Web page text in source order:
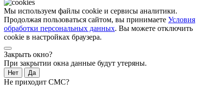
Мы используем файлы cookie и сервисы аналитики.
Продолжая пользоваться сайтом, вы принимаете Условия
обработки персональных данных. Вы можете отключить
cookie в настройках браузера.
Закрыть окно?
При закрытии окна данные будут утеряны.
Нет Да
Не приходит СМС?